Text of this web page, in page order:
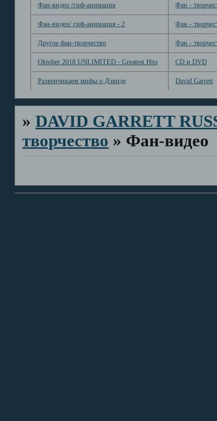
Фан-видео /гиф-анимация Фан -
Фан-видео/ гиф-анимация - 2 Фан -
Другое фан-творчество Фан -
Oktober 2018 UNLIMITED - Greatest Hits CD и DVD
Развенчиваем мифы о Дэвиде David Garrett
»DAVID GARRETT
творчество » Фан-видео